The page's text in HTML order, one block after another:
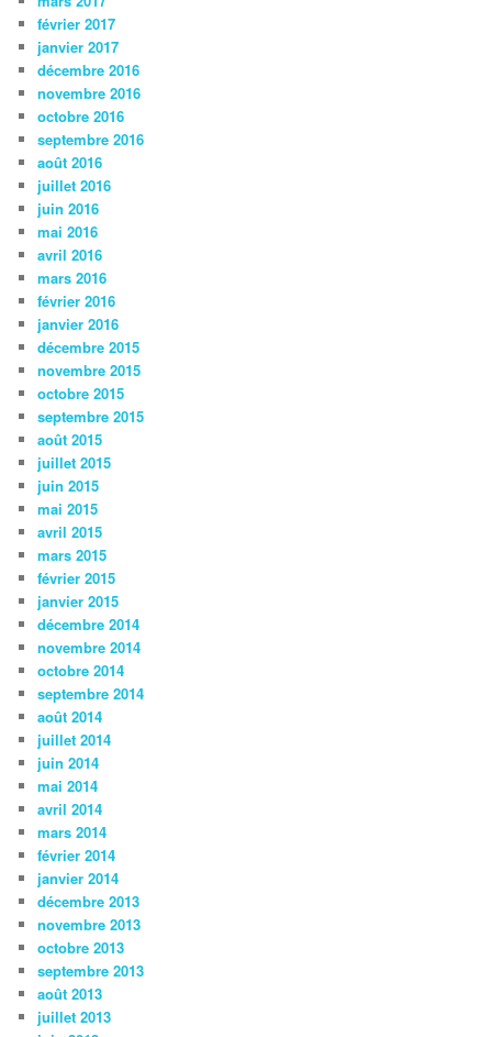
février 2017
janvier 2017
décembre 2016
novembre 2016
octobre 2016
septembre 2016
août 2016
juillet 2016
juin 2016
mai 2016
avril 2016
mars 2016
février 2016
janvier 2016
décembre 2015
novembre 2015
octobre 2015
septembre 2015
août 2015
juillet 2015
juin 2015
mai 2015
avril 2015
mars 2015
février 2015
janvier 2015
décembre 2014
novembre 2014
octobre 2014
septembre 2014
août 2014
juillet 2014
juin 2014
mai 2014
avril 2014
mars 2014
février 2014
janvier 2014
décembre 2013
novembre 2013
octobre 2013
septembre 2013
août 2013
juillet 2013